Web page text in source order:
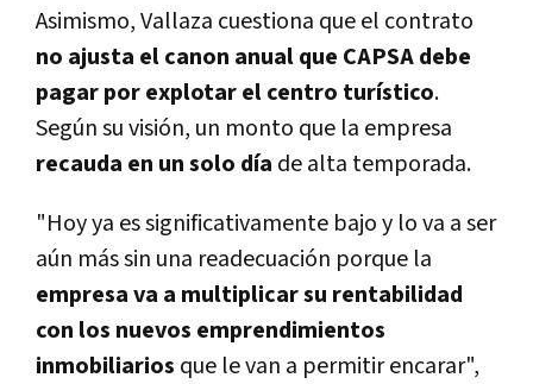
Asimismo, Vallaza cuestiona que el contrato
no ajusta el canon anual que CAPSA debe
pagar por explotar el centro turí­stico.
Según su visión, un monto que la empresa
recauda en un solo dí­a de alta temporada.
"Hoy ya es significativamente bajo y lo va a ser
aún más sin una readecuación porque la
empresa va a multiplicar su rentabilidad
con los nuevos emprendimientos
inmobiliarios que le van a permitir encarar",